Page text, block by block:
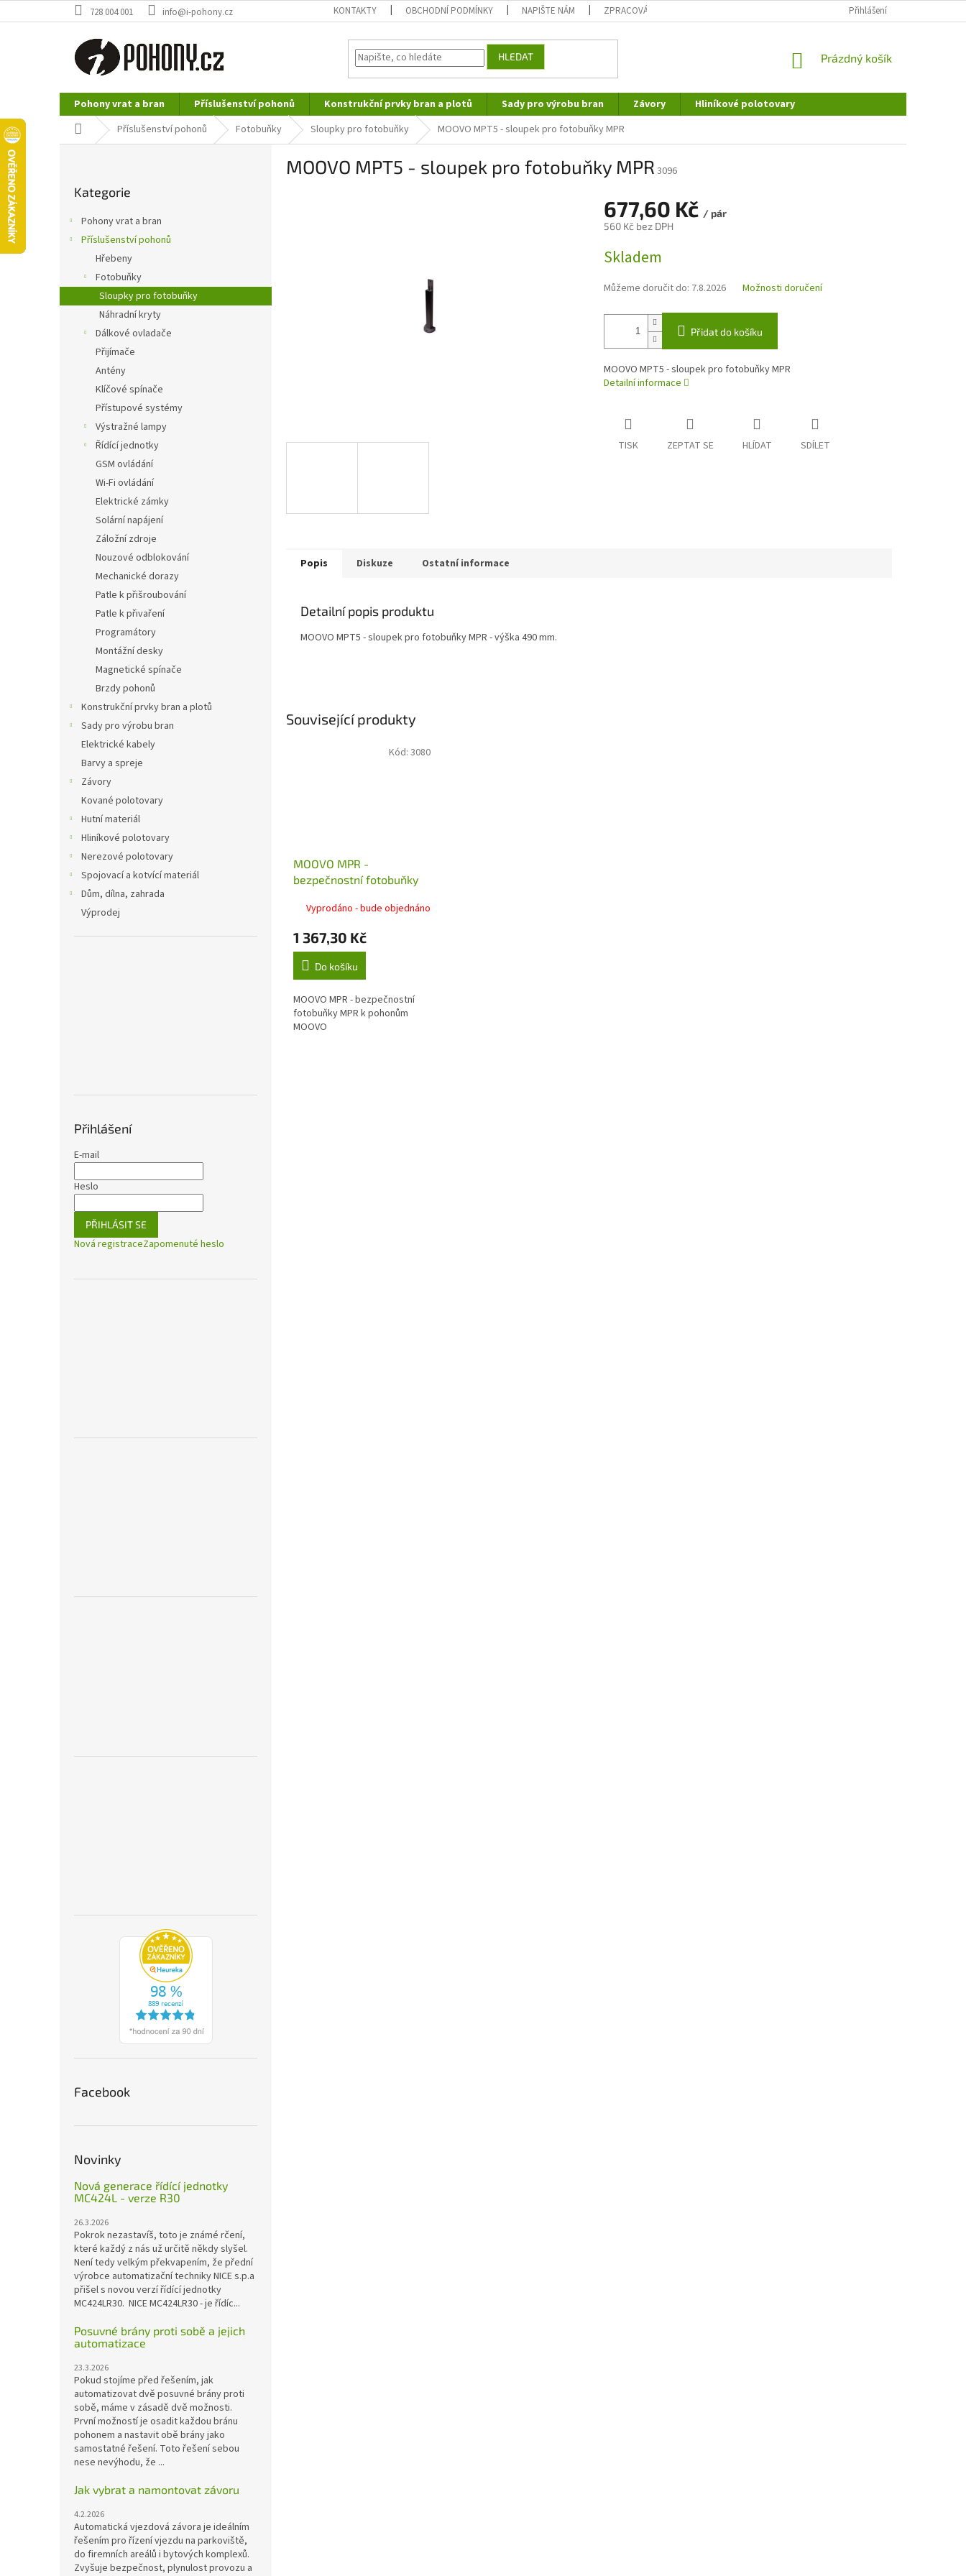
na
728 004 001 info@i-pohony.cz KONTAKTY OBCHODNÍ PODMÍNKY NAPIŠTE NÁM ZPRACOVÁNÍ OSOBNÍCH ÚDAJŮ REKLAMAČNÍ ŘÁD
Přihlášení
HLEDAT
NÁKUPNÍ
Prázdný košík
Pohony vrat a bran Příslušenství pohonů Konstrukční prvky bran a plotů Sady pro výrobu bran Závory
Hliníkové polotovary
Nerezové polotovary
Hutní materiál
Domů Příslušenství pohonů Fotobuňky Sloupky pro fotobuňky MOOVO MPT5 - sloupek pro fotobuňky MPR
a
kategorie
Kategorie
Pohony vrat a bran
Příslušenství pohonů
Hřebeny
Fotobuňky
Sloupky pro fotobuňky
Náhradní kryty
Dálkové ovladače
Přijímače
Antény
Klíčové spínače
Přístupové systémy
Výstražné lampy
Řídící jednotky
GSM ovládání
Wi-Fi ovládání
Elektrické zámky
Solární napájení
Záložní zdroje
Nouzové odblokování
Mechanické dorazy
Patle k přišroubování
Patle k přivaření
Programátory
Montážní desky
Magnetické spínače
Brzdy pohonů
Konstrukční prvky bran a plotů
Sady pro výrobu bran
Elektrické kabely
Barvy a spreje
Závory
Kované polotovary
Hutní materiál
Hliníkové polotovary
Nerezové polotovary
Spojovací a kotvící materiál
Dům, dílna, zahrada
Výprodej
Přihlášení
E-mail
Heslo
PŘIHLÁSIT SE
Nová registraceZapomenuté heslo
Facebook
Novinky
Nová generace řídící jednotky
MC424L - verze R30
26.3.2026
Pokrok nezastavíš, toto je známé rčení,
které každý z nás už určitě někdy slyšel.
Není tedy velkým překvapením, že přední
výrobce automatizační techniky NICE s.p.a
přišel s novou verzí řídící jednotky
MC424LR30. NICE MC424LR30 - je řídíc...
Posuvné brány proti sobě a jejich
automatizace
23.3.2026
Pokud stojíme před řešením, jak
automatizovat dvě posuvné brány proti
sobě, máme v zásadě dvě možnosti.
První možností je osadit každou bránu
pohonem a nastavit obě brány jako
samostatné řešení. Toto řešení sebou
nese nevýhodu, že ...
Jak vybrat a namontovat závoru
4.2.2026
Automatická vjezdová závora je ideálním
řešením pro řízení vjezdu na parkoviště,
do firemních areálů i bytových komplexů.
Zvyšuje bezpečnost, plynulost provozu a
MOOVO MPT5 - sloupek pro fotobuňky MPR 3096
677,60 Kč / pár
560 Kč bez DPH
cena:
Skladem
Můžeme doručit do: 7.8.2026 Možnosti doručení
Přidat do košíku
MOOVO MPT5 - sloupek pro fotobuňky MPR
Detailní informace
TISK ZEPTAT SE HLÍDAT SDÍLET
Související produkty
MOOVO MPR -
bezpečnostní fotobuňky
Vyprodáno - bude objednáno
1 367,30 Kč
Do košíku
MOOVO MPR - bezpečnostní
fotobuňky MPR k pohonům
MOOVO
Kód: 3080
Popis Diskuze Ostatní informace
Detailní popis produktu
MOOVO MPT5 - sloupek pro fotobuňky MPR - výška 490 mm.